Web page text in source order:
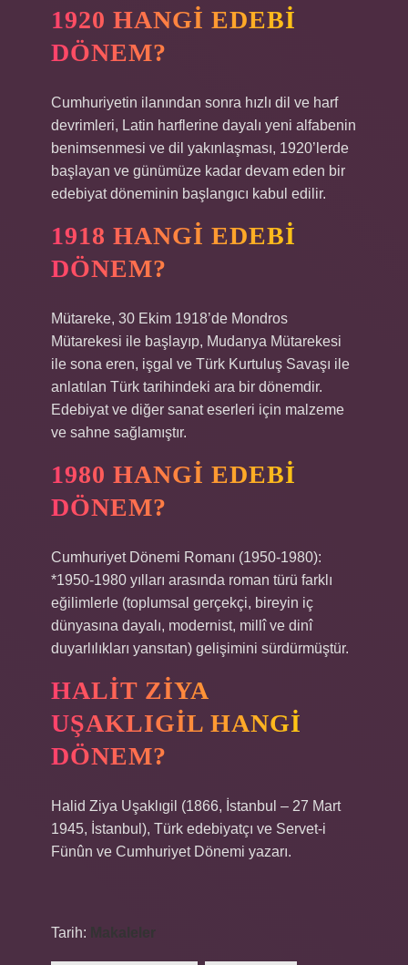
1920 HANGI EDEBI
DÖNEM?
Cumhuriyetin ilanından sonra hızlı dil ve harf
devrimleri, Latin harflerine dayalı yeni alfabenin
benimsenmesi ve dil yakınlaşması, 1920’lerde
başlayan ve günümüze kadar devam eden bir
edebiyat döneminin başlangıcı kabul edilir.
1918 HANGI EDEBI
DÖNEM?
Mütareke, 30 Ekim 1918’de Mondros
Mütarekesi ile başlayıp, Mudanya Mütarekesi
ile sona eren, işgal ve Türk Kurtuluş Savaşı ile
anlatılan Türk tarihindeki ara bir dönemdir.
Edebiyat ve diğer sanat eserleri için malzeme
ve sahne sağlamıştır.
1980 HANGI EDEBI
DÖNEM?
Cumhuriyet Dönemi Romanı (1950-1980):
*1950-1980 yılları arasında roman türü farklı
eğilimlerle (toplumsal gerçekçi, bireyin iç
dünyasına dayalı, modernist, millî ve dinî
duyarlılıkları yansıtan) gelişimini sürdürmüştür.
HALIT ZIYA
UŞAKLIGIL HANGI
DÖNEM?
Halid Ziya Uşaklıgil (1866, İstanbul – 27 Mart
1945, İstanbul), Türk edebiyatçı ve Servet-i
Fünûn ve Cumhuriyet Dönemi yazarı.
Tarih: Makaleler